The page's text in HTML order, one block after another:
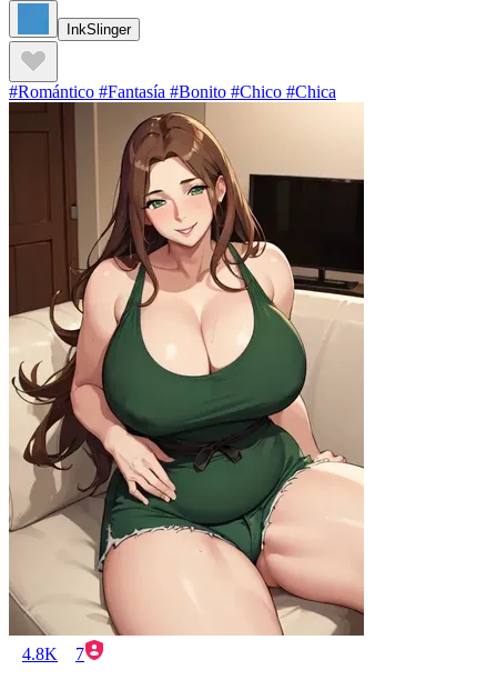
InkSlinger
#Romántico #Fantasía #Bonito #Chico #Chica
4.8K 7